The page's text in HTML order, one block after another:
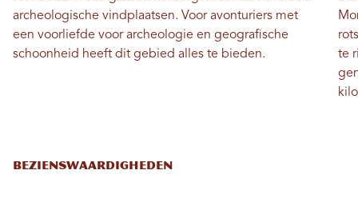
archeologische vindplaatsen. Voor avonturiers met
een voorliefde voor archeologie en geografische
schoonheid heeft dit gebied alles te bieden.
te
Bezienswaardigheden